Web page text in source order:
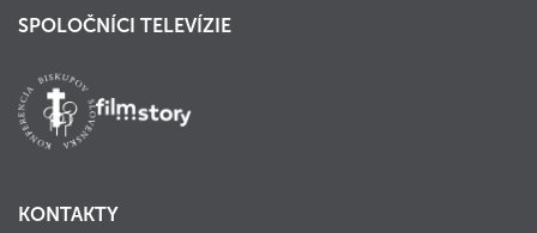
SPOLOČNÍCI TELEVÍZIE
KONTAKTY